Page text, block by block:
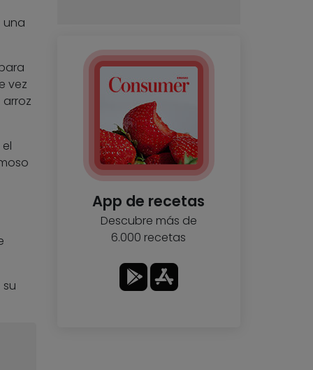
una
vez
App de recetas
Descubre más de
6.000 recetas